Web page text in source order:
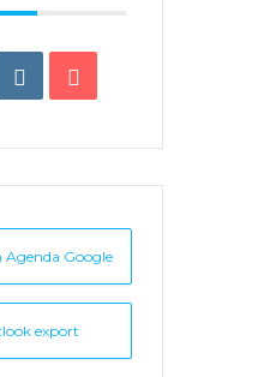
Google
export